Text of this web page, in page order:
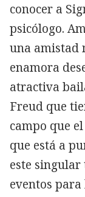
conocer a
psicólogo.
una amistad
enamora
atractiva
Freud que
campo que
que está a
este
eventos